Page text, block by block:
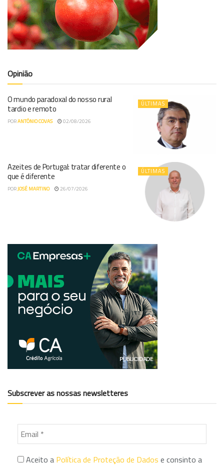
Opinião
ÚLTIMAS
O mundo paradoxal do nosso rural
tardio e remoto
PORANTÓNIO COVAS 02/08/2026
ÚLTIMAS
Azeites de Portugal: tratar diferente o
que é diferente
PORJOSÉ MARTINO 26/07/2026
Subscrever as nossas newsletteres
Aceito a Política de Proteção de Dados e consinto a